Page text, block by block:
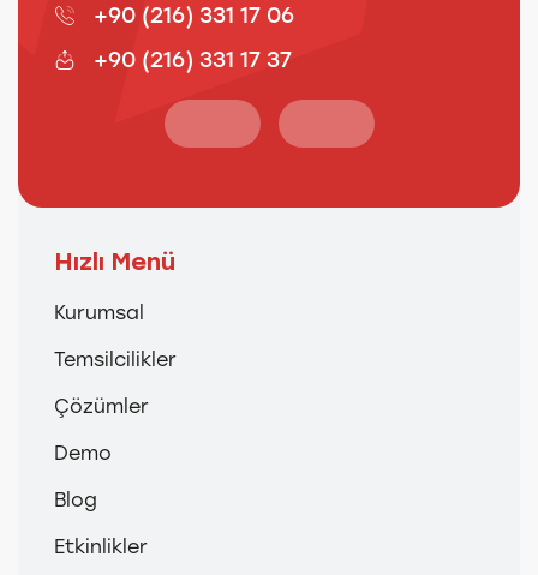
+90 (216) 331 17 06
+90 (216) 331 17 37
Hızlı Menü
Kurumsal
Temsilcilikler
Çözümler
Demo
Blog
Etkinlikler